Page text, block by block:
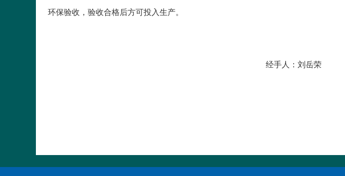
环保验收，验收合格后方可投入生产。
经手人：刘岳